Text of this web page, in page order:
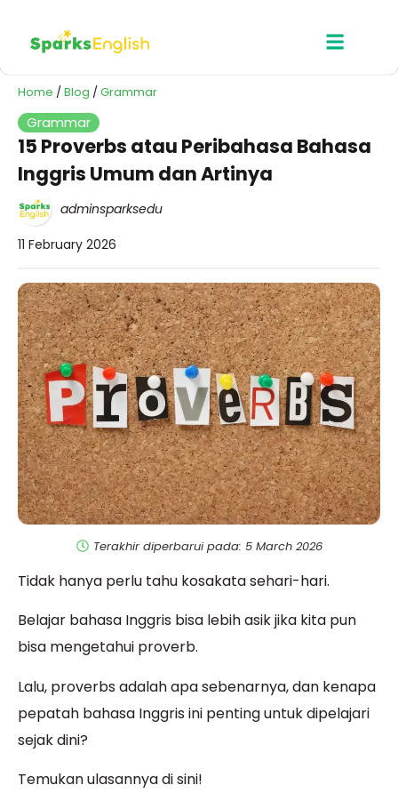
Home /Blog /Grammar
Grammar
15 Proverbs atau Peribahasa Bahasa
Inggris Umum dan Artinya
adminsparksedu
11 February 2026
Terakhir diperbarui pada: 5 March 2026
Tidak hanya perlu tahu kosakata sehari-hari.
Belajar bahasa Inggris bisa lebih asik jika kita pun
bisa mengetahui proverb.
Lalu, proverbs adalah apa sebenarnya, dan kenapa
pepatah bahasa Inggris ini penting untuk dipelajari
sejak dini?
Temukan ulasannya di sini!